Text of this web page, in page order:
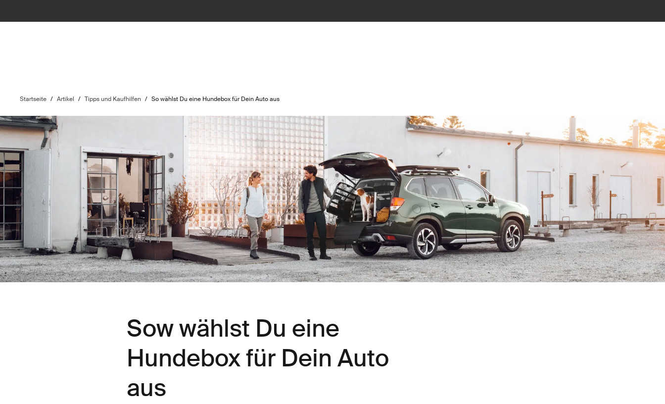
Startseite / Artikel / Tipps und Kaufhilfen / So wählst Du eine Hundebox für Dein Auto aus
Sow wählst Du eine
Hundebox für Dein Auto
aus